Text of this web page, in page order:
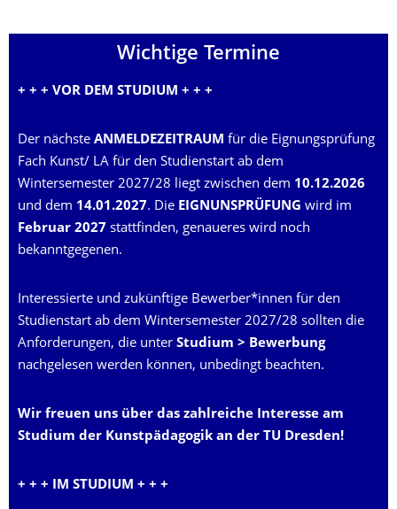
Wichtige Termine
+ + + VOR DEM STUDIUM + + +
Der nächste ANMELDEZEITRAUM für die Eignungsprüfung
Fach Kunst/ LA für den Studienstart ab dem
Wintersemester 2027/28 liegt zwischen dem 10.12.2026
und dem 14.01.2027. Die EIGNUNSPRÜFUNG wird im
Februar 2027 stattfinden, genaueres wird noch
bekanntgegenen.
Interessierte und zukünftige Bewerber*innen für den
Studienstart ab dem Wintersemester 2027/28 sollten die
Anforderungen, die unter Studium > Bewerbung
nachgelesen werden können, unbedingt beachten.
Wir freuen uns über das zahlreiche Interesse am
Studium der Kunstpädagogik an der TU Dresden!
+ + + IM STUDIUM + + +